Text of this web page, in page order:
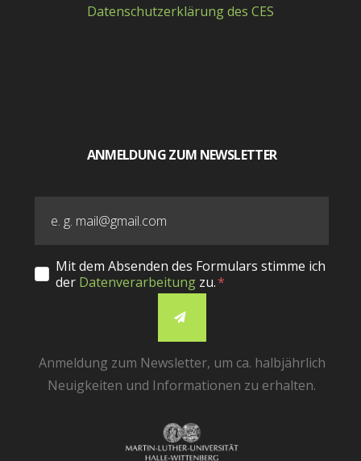
Datenschutzerklärung des CES
ANMELDUNG ZUM NEWSLETTER
Mit dem Absenden des Formulars stimme ich
der Datenverarbeitung zu.
Anmeldung zum Newsletter, um ca. halbjährlich
Neuigkeiten und Informationen zu erhalten.